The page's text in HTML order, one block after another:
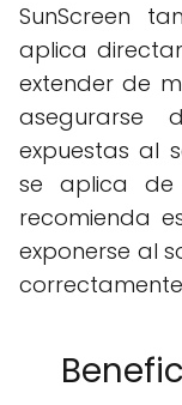
SunScreen
aplica
extender de
asegurarse
expuestas al
se aplica
recomienda
exponerse al